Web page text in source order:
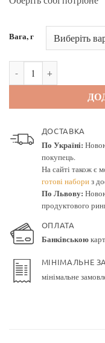
Вага, г
Мацик поліський
ДОСТАВКА
По Україні:
покупець.
На сайті також є
готові набориз
По Львову:
продуктового
ОПЛАТА
Банківською
МІНІМАЛЬНЕ
мінімальне